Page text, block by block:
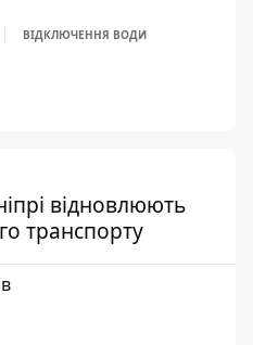
ВІДКЛЮЧЕННЯ ВОДИ
відновлюють
транспорту